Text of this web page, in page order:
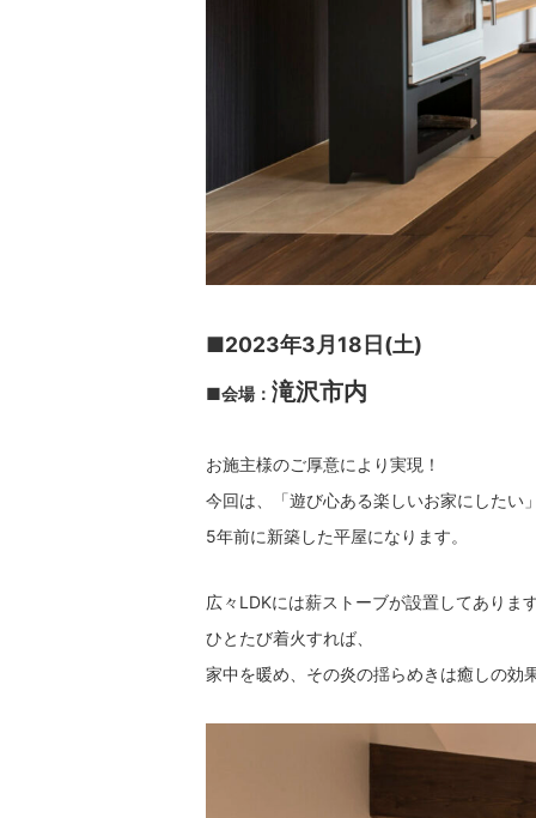
■2023年3月18日(土)
■会場： 滝沢市内
お施主様のご厚意により実現！
今回は、「遊び心ある楽しいお家にしたい
5年前に新築した平屋になります。
広々LDKには薪ストーブが設置してありま
ひとたび着火すれば、
家中を暖め、その炎の揺らめきは癒しの効